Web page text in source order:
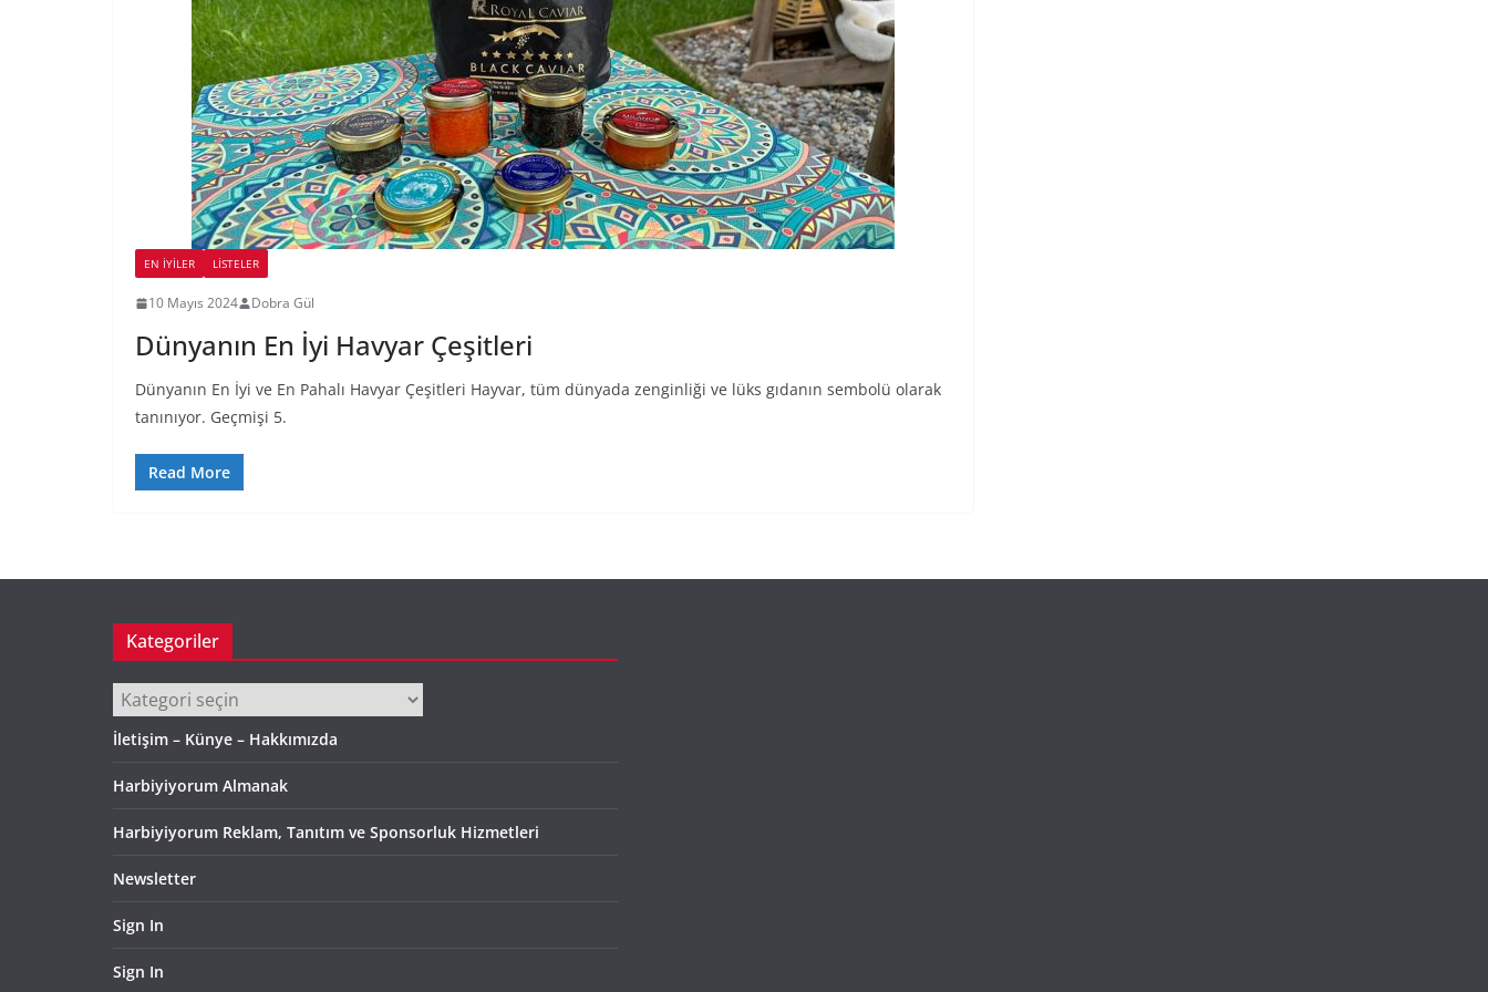
EN İYILER LİSTELER
10 Mayıs 2024 Dobra Gül
Dünyanın En İyi Havyar Çeşitleri
Dünyanın En İyi ve En Pahalı Havyar Çeşitleri Hayvar, tüm dünyada zenginliği ve lüks gıdanın sembolü olarak
tanınıyor. Geçmişi 5.
Read More
Kategoriler
Kategoriler
İletişim – Künye – Hakkımızda
Harbiyiyorum Almanak
Harbiyiyorum Reklam, Tanıtım ve Sponsorluk Hizmetleri
Newsletter
Sign In
Sign In